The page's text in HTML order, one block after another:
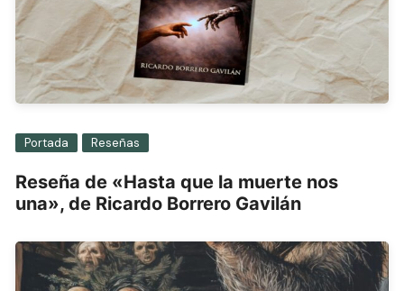
Portada Reseñas
Reseña de «Hasta que la muerte nos
una», de Ricardo Borrero Gavilán